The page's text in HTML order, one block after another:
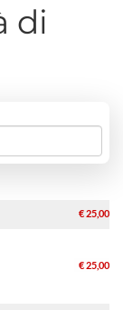
di
€ 25,00
€ 25,00